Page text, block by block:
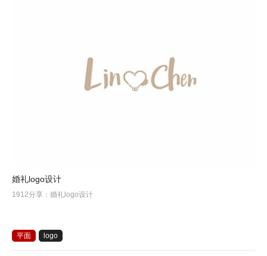
婚礼logo设计
1912分享：婚礼logo设计
平面 logo